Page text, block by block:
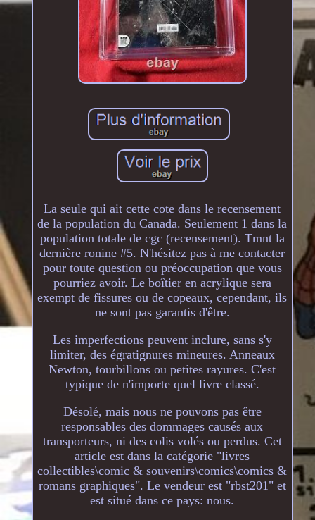
La seule qui ait cette cote dans le recensement
de la population du Canada. Seulement 1 dans la
population totale de cgc (recensement). Tmnt la
dernière ronine #5. N'hésitez pas à me contacter
pour toute question ou préoccupation que vous
pourriez avoir. Le boîtier en acrylique sera
exempt de fissures ou de copeaux, cependant, ils
ne sont pas garantis d'être.
Les imperfections peuvent inclure, sans s'y
limiter, des égratignures mineures. Anneaux
Newton, tourbillons ou petites rayures. C'est
typique de n'importe quel livre classé.
Désolé, mais nous ne pouvons pas être
responsables des dommages causés aux
transporteurs, ni des colis volés ou perdus. Cet
article est dans la catégorie "livres
collectibles\comic & souvenirs\comics\comics &
romans graphiques". Le vendeur est "rbst201" et
est situé dans ce pays: nous.